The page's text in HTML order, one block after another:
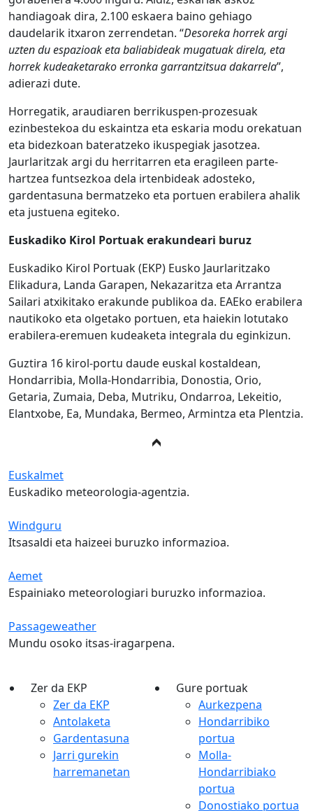
handiagoak dira, 2.100 eskaera baino gehiago
daudelarik itxaron zerrendetan. “Desoreka horrek argi
uzten du espazioak eta baliabideak mugatuak direla, eta
horrek kudeaketarako erronka garrantzitsua dakarrela”,
adierazi dute.
Horregatik, araudiaren berrikuspen-prozesuak
ezinbestekoa du eskaintza eta eskaria modu orekatuan
eta bidezkoan bateratzeko ikuspegiak jasotzea.
Jaurlaritzak argi du herritarren eta eragileen parte-
hartzea funtsezkoa dela irtenbideak adosteko,
gardentasuna bermatzeko eta portuen erabilera ahalik
eta justuena egiteko.
Euskadiko Kirol Portuak erakundeari buruz
Euskadiko Kirol Portuak (EKP) Eusko Jaurlaritzako
Elikadura, Landa Garapen, Nekazaritza eta Arrantza
Sailari atxikitako erakunde publikoa da. EAEko erabilera
nautikoko eta olgetako portuen, eta haiekin lotutako
erabilera-eremuen kudeaketa integrala du eginkizun.
Guztira 16 kirol-portu daude euskal kostaldean,
Hondarribia, Molla-Hondarribia, Donostia, Orio,
Getaria, Zumaia, Deba, Mutriku, Ondarroa, Lekeitio,
Elantxobe, Ea, Mundaka, Bermeo, Armintza eta Plentzia.
Euskalmet
Euskadiko meteorologia-agentzia.
Windguru
Itsasaldi eta haizeei buruzko informazioa.
Aemet
Espainiako meteorologiari buruzko informazioa.
Passageweather
Mundu osoko itsas-iragarpena.
Zer da EKP
Zer da EKP
Antolaketa
Gardentasuna
Jarri gurekin
harremanetan
Gure portuak
Aurkezpena
Hondarribiko
portua
Molla-
Hondarribiako
portua
Donostiako portua